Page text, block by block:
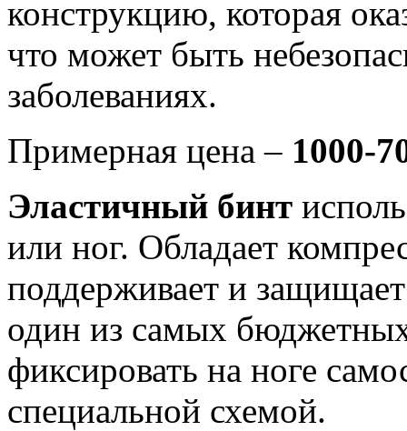
конструкцию, которая
что может быть
заболеваниях.
Примерная цена – 1000-
Эластичный бинт
или ног. Обладает
поддерживает и
один из самых
фиксировать на ноге
специальной схемой.